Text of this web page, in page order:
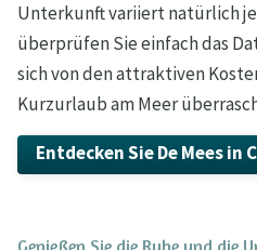
Unterkunft variiert natürlich
überprüfen Sie einfach das
sich von den attraktiven
Kurzurlaub am Meer
Entdecken Sie De Mees in